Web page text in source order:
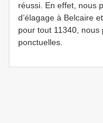
réussi. En effet, nous
d’élagage à Belcaire
pour tout 11340,
ponctuelles.